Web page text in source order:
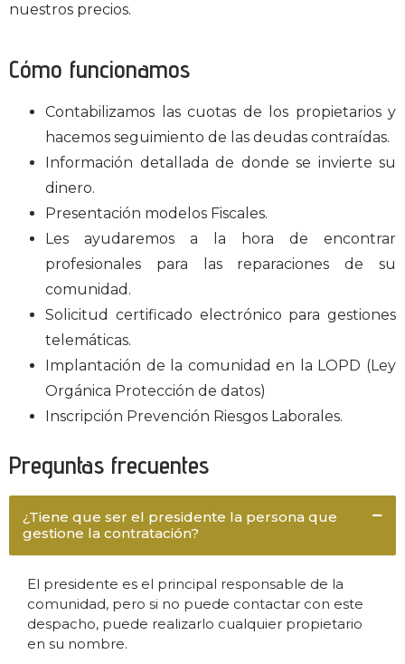
nuestros precios.
Cómo funcionamos
Contabilizamos las cuotas de los propietarios y
hacemos seguimiento de las deudas contraídas.
Información detallada de donde se invierte su
dinero.
Presentación modelos Fiscales.
Les ayudaremos a la hora de encontrar
profesionales para las reparaciones de su
comunidad.
Solicitud certificado electrónico para gestiones
telemáticas.
Implantación de la comunidad en la LOPD (Ley
Orgánica Protección de datos)
Inscripción Prevención Riesgos Laborales.
Preguntas frecuentes
¿Tiene que ser el presidente la persona que
gestione la contratación?
El presidente es el principal responsable de la
comunidad, pero si no puede contactar con este
despacho, puede realizarlo cualquier propietario
en su nombre.